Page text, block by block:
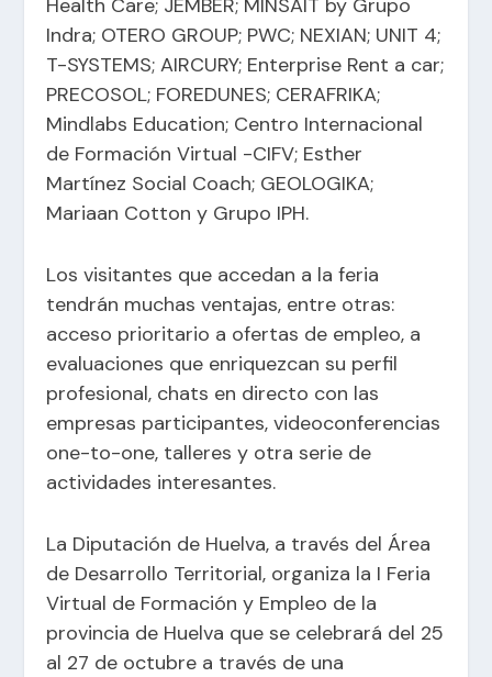
Health Care; JEMBER; MINSAIT by Grupo
Indra; OTERO GROUP; PWC; NEXIAN; UNIT 4;
T-SYSTEMS; AIRCURY; Enterprise Rent a car;
PRECOSOL; FOREDUNES; CERAFRIKA;
Mindlabs Education; Centro Internacional
de Formación Virtual -CIFV; Esther
Martínez Social Coach; GEOLOGIKA;
Mariaan Cotton y Grupo IPH.
Los visitantes que accedan a la feria
tendrán muchas ventajas, entre otras:
acceso prioritario a ofertas de empleo, a
evaluaciones que enriquezcan su perfil
profesional, chats en directo con las
empresas participantes, videoconferencias
one-to-one, talleres y otra serie de
actividades interesantes.
La Diputación de Huelva, a través del Área
de Desarrollo Territorial, organiza la I Feria
Virtual de Formación y Empleo de la
provincia de Huelva que se celebrará del 25
al 27 de octubre a través de una